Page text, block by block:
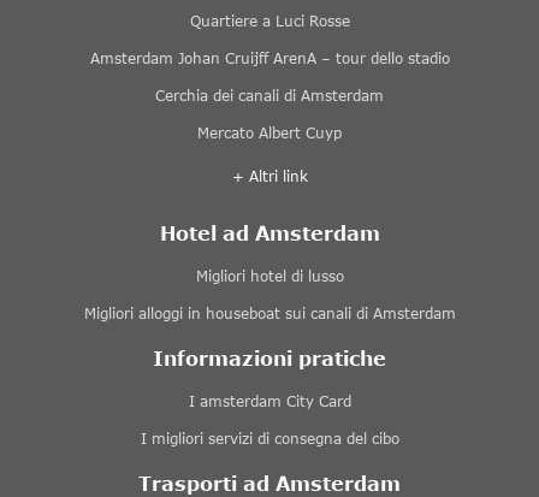
Quartiere a Luci Rosse
Amsterdam Johan Cruijff ArenA – tour dello stadio
Cerchia dei canali di Amsterdam
Mercato Albert Cuyp
+ Altri link
Hotel ad Amsterdam
Migliori hotel di lusso
Migliori alloggi in houseboat sui canali di Amsterdam
Informazioni pratiche
I amsterdam City Card
I migliori servizi di consegna del cibo
Trasporti ad Amsterdam